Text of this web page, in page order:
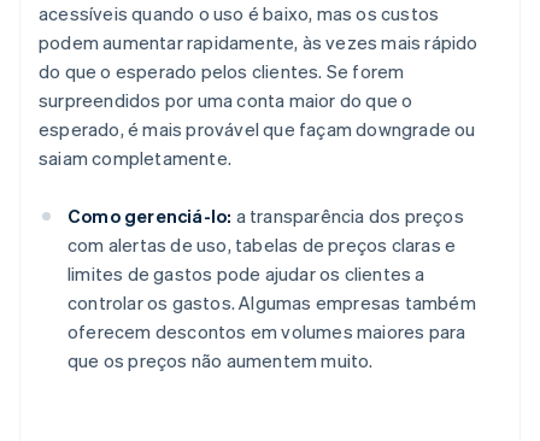
acessíveis quando o uso é baixo, mas os custos
podem aumentar rapidamente, às vezes mais rápido
do que o esperado pelos clientes. Se forem
surpreendidos por uma conta maior do que o
esperado, é mais provável que façam downgrade ou
saiam completamente.
Como gerenciá-lo: a transparência dos preços
com alertas de uso, tabelas de preços claras e
limites de gastos pode ajudar os clientes a
controlar os gastos. Algumas empresas também
oferecem descontos em volumes maiores para
que os preços não aumentem muito.